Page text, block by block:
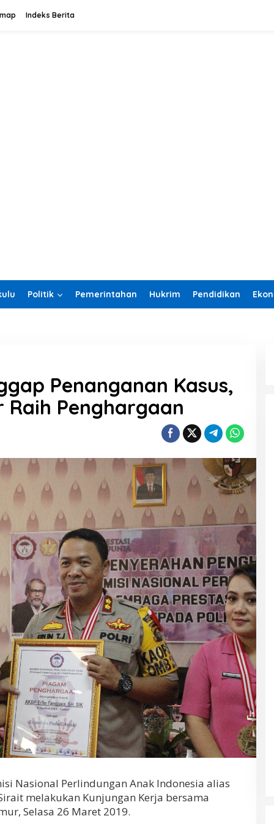
Indeks Berita
Politik Pemerintahan Hukrim Pendidikan
Penanganan Kasus,
Raih Penghargaan
Nasional Perlindungan Anak Indonesia alias
melakukan Kunjungan Kerja bersama
Selasa 26 Maret 2019.